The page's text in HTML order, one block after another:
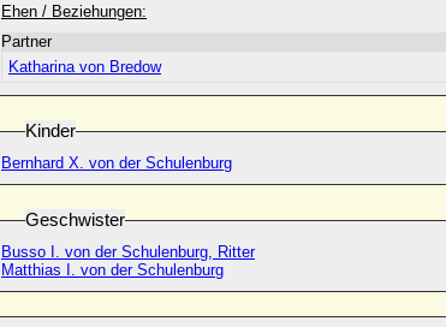
Ehen / Beziehungen:
Partner
Katharina von Bredow
Kinder
Bernhard X. von der Schulenburg
Geschwister
Busso I. von der Schulenburg, Ritter
Matthias I. von der Schulenburg